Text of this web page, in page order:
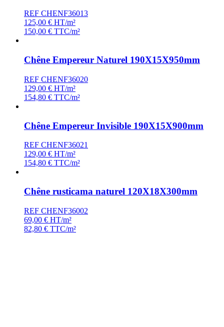
REF CHENF36013
125,00 € HT/m²
150,00 € TTC/m²
Chêne Empereur Naturel 190X15X950mm
REF CHENF36020
129,00 € HT/m²
154,80 € TTC/m²
Chêne Empereur Invisible 190X15X900mm
REF CHENF36021
129,00 € HT/m²
154,80 € TTC/m²
Chêne rusticama naturel 120X18X300mm
REF CHENF36002
69,00 € HT/m²
82,80 € TTC/m²